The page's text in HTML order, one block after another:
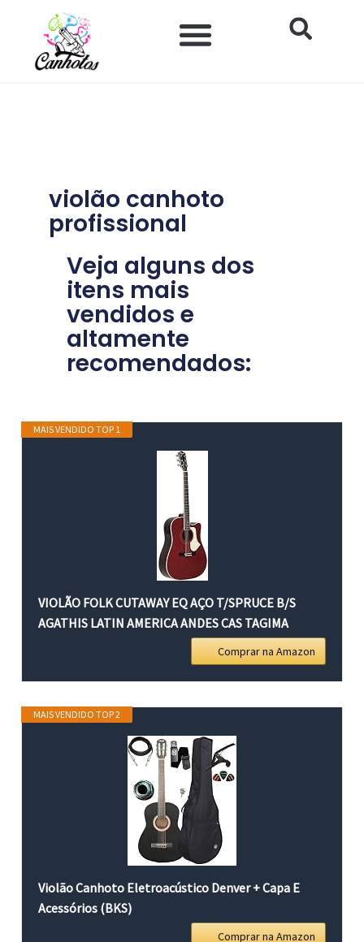
violão canhoto
profissional
Veja alguns dos
itens mais
vendidos e
altamente
recomendados:
MAIS VENDIDO TOP 1
VIOLÃO FOLK CUTAWAY EQ AÇO T/SPRUCE B/S
AGATHIS LATIN AMERICA ANDES CAS TAGIMA
Comprar na Amazon
MAIS VENDIDO TOP 2
Violão Canhoto Eletroacústico Denver + Capa E
Acessórios (BKS)
Comprar na Amazon